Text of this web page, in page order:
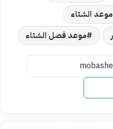
موعد الشتاء
موعد فصل الشتاء